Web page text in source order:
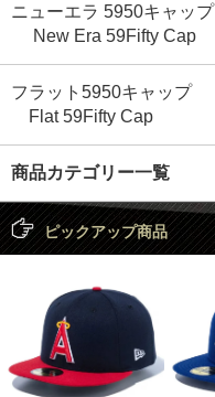
ニューエラ 5950キャップ
New Era 59Fifty Cap
フラット5950キャップ
Flat 59Fifty Cap
商品カテゴリー一覧
ピックアップ商品